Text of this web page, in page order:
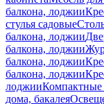
балкона, лоджии
стулья садовые
балкона, лоджии
балкона, лоджии
балкона, лоджии
балкона, лоджии
лоджииКомпактные
дома, бакалея